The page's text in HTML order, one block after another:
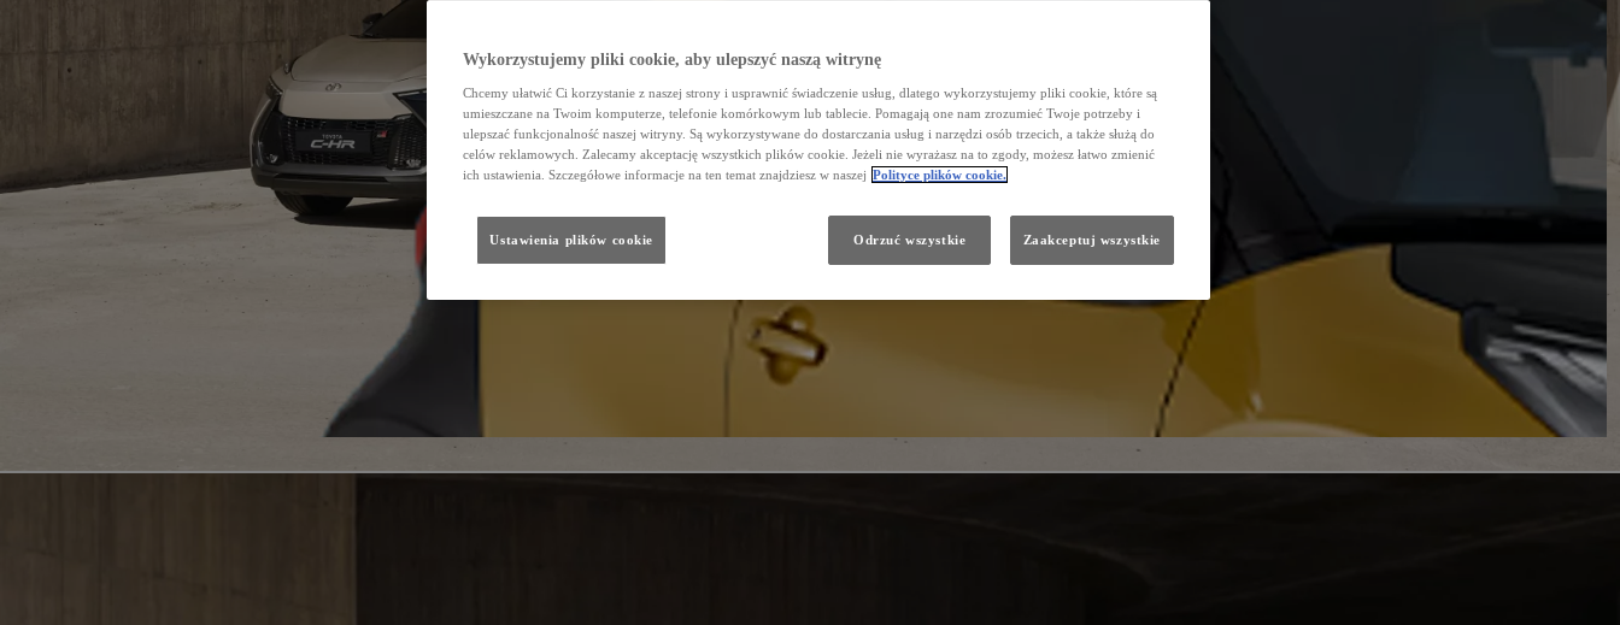
Wykorzystujemy pliki cookie, aby ulepszyć naszą witrynę
Chcemy ułatwić Ci korzystanie z naszej strony i usprawnić świadczenie usług, dlatego wykorzystujemy pliki cookie, które są
umieszczane na Twoim komputerze, telefonie komórkowym lub tablecie. Pomagają one nam zrozumieć Twoje potrzeby i
ulepszać funkcjonalność naszej witryny. Są wykorzystywane do dostarczania usług i narzędzi osób trzecich, a także służą do
celów reklamowych. Zalecamy akceptację wszystkich plików cookie. Jeżeli nie wyrażasz na to zgody, możesz łatwo zmienić
ich ustawienia. Szczegółowe informacje na ten temat znajdziesz w naszej Polityce plików cookie.
Odrzuć wszystkie Zaakceptuj wszystkie
Ustawienia plików cookie